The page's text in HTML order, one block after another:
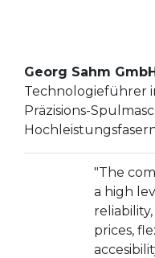
Georg Sahm
Technologieführer
Präzisions-
"The
a high
prices,